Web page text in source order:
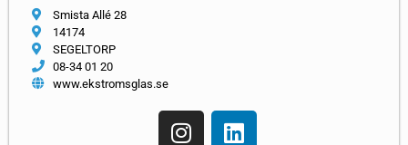
Smista Allé 28
14174
SEGELTORP
08-34 01 20
www.ekstromsglas.se